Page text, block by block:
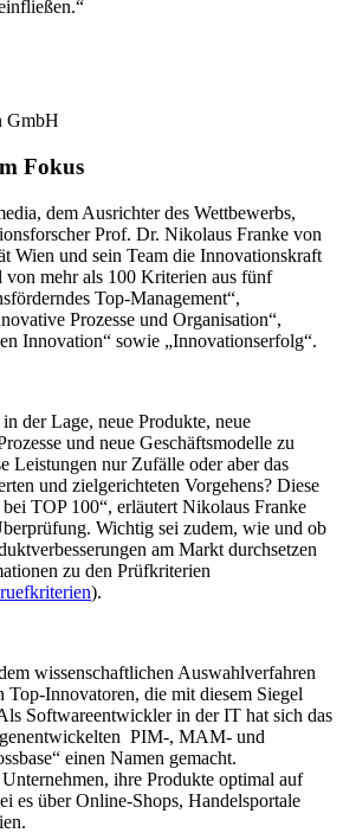
GmbH
Fokus
dem Ausrichter des Wettbewerbs,
Prof. Dr. Nikolaus Franke von
Wien und sein Team die Innovationskraft
von mehr als 100 Kriterien aus fünf
Top-Management“,
Prozesse und Organisation“,
Innovation“ sowie „Innovationserfolg“.
der Lage, neue Produkte, neue
und neue Geschäftsmodelle zu
Leistungen nur Zufälle oder aber das
und zielgerichteten Vorgehens? Diese
TOP 100“, erläutert Nikolaus Franke
Wichtig sei zudem, wie und ob
am Markt durchsetzen
zu den Prüfkriterien
).
wissenschaftlichen Auswahlverfahren
Top-Innovatoren, die mit diesem Siegel
Softwareentwickler in der IT hat sich das
PIM-, MAM- und
einen Namen gemacht.
ihre Produkte optimal auf
es über Online-Shops, Handelsportale